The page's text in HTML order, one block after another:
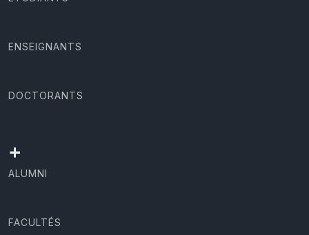
ENSEIGNANTS
DOCTORANTS
+
ALUMNI
FACULTÉS